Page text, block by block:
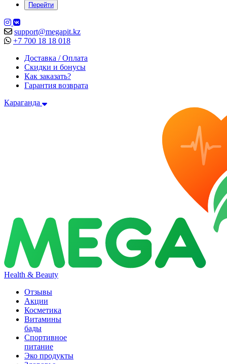
Перейти
support@megapit.kz
+7 700 18 18 018
Доставка / Оплата
Скидки и бонусы
Как заказать?
Гарантия возврата
Караганда
Health & Beauty
Отзывы
Акции
Косметика
Витамины
бады
Спортивное
питание
Эко продукты